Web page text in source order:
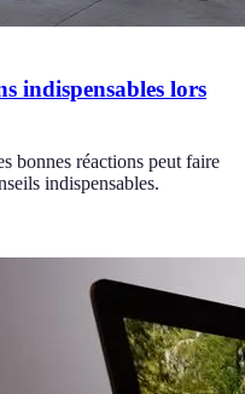
indispensables lors
bonnes réactions peut faire
indispensables.